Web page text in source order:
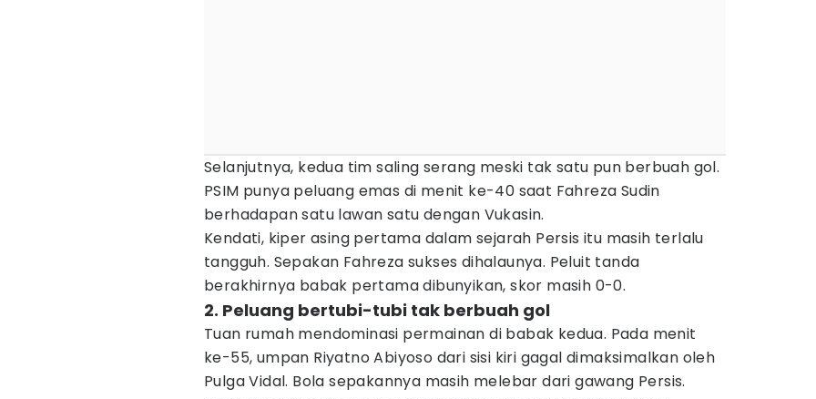
Selanjutnya, kedua tim saling serang meski tak satu pun berbuah gol.
PSIM punya peluang emas di menit ke-40 saat Fahreza Sudin
berhadapan satu lawan satu dengan Vukasin.
Kendati, kiper asing pertama dalam sejarah Persis itu masih terlalu
tangguh. Sepakan Fahreza sukses dihalaunya. Peluit tanda
berakhirnya babak pertama dibunyikan, skor masih 0-0.
2. Peluang bertubi-tubi tak berbuah gol
Tuan rumah mendominasi permainan di babak kedua. Pada menit
ke-55, umpan Riyatno Abiyoso dari sisi kiri gagal dimaksimalkan oleh
Pulga Vidal. Bola sepakannya masih melebar dari gawang Persis.